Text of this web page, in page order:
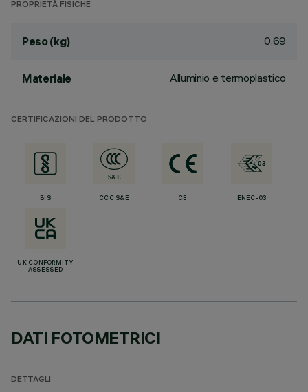
PROPRIETÀ FISICHE
Peso (kg) 0.69
Materiale Alluminio e termoplastico
CERTIFICAZIONI DEL PRODOTTO
BIS CCC S&E CE ENEC-03
UK CONFORMITY
ASSESSED
DATI FOTOMETRICI
DETTAGLI